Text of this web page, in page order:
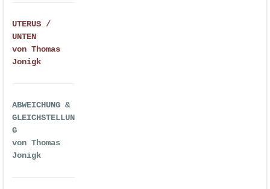
UTERUS /
UNTEN
von Thomas
Jonigk
ABWEICHUNG &
GLEICHSTELLUN
G
von Thomas
Jonigk